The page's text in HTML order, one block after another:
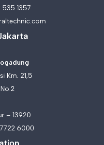
535 1357
Km. 21,5
– 13920
6000